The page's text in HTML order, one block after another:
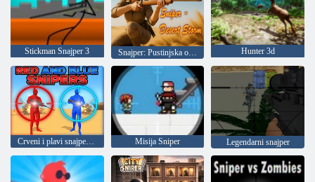
Stickman Snajper 3 Snajper: Pustinjska oluja Hunter 3d
Crveni i plavi snajperisti Misija Sniper Legendarni snajper